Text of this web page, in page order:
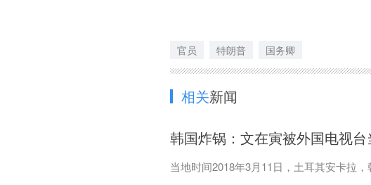
官员 特朗普 国务卿
相关新闻
韩国炸锅：文在寅被外国电视台
当地时间2018年3月11日，土耳其安卡拉